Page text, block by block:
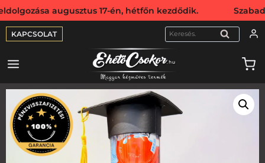
17-én, hétfőn kezdődik. Szabadság
KAPCSOLAT KERESÉS